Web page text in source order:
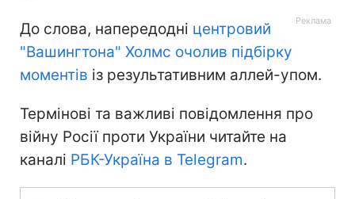
До слова, напередодні центровий
"Вашингтона" Холмс очолив підбірку
моментів із результативним аллей-упом.
Термінові та важливі повідомлення про
війну Росії проти України читайте на
каналі РБК-Україна в Telegram.